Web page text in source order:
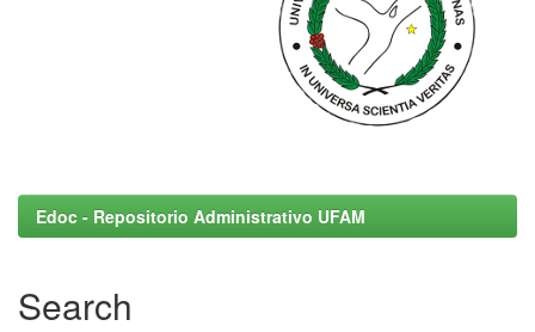
Edoc - Repositorio Administrativo UFAM
Search